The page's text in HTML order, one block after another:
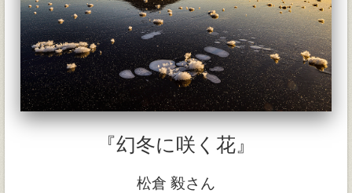
『幻冬に咲く花』
松倉 毅さん